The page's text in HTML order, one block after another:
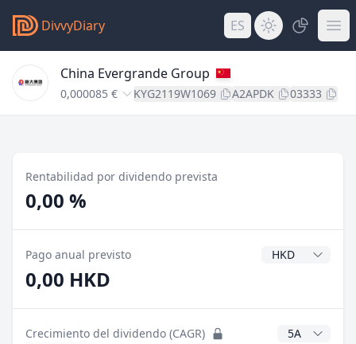
DivvyDiary ES
China Evergrande Group
0,000085 € KYG2119W1069 A2APDK 03333
Rentabilidad por dividendo prevista
0,00 %
Pago anual previsto Divisa del
0,00 HKD
Crecimiento del dividendo (CAGR) Años CAGR